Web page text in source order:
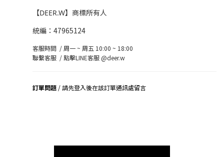
【DEER.W】商標所有人
統編：47965124
客服時間 / 周一 ~ 周五 10:00 ~ 18:00
聯繫客服 /點擊LINE客服 @deer.w
訂單問題 / 請先登入後在該訂單通訊處留言